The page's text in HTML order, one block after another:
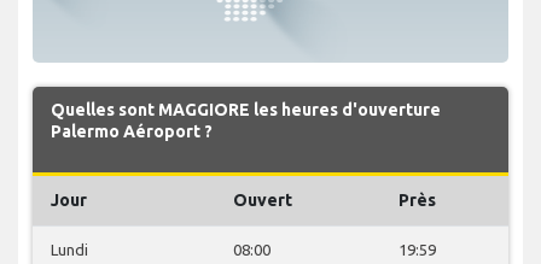
Quelles sont MAGGIORE les heures d'ouverture
Palermo Aéroport ?
Jour Ouvert Près
Lundi 08:00 19:59